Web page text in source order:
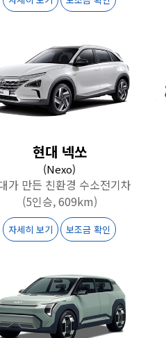
현대 넥쏘
(Nexo)
가 만든 친환경 수소전기차
(5인승, 609km)
자세히 보기 보조금 확인